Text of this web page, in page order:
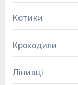
Котики
Крокодили
Лінивці